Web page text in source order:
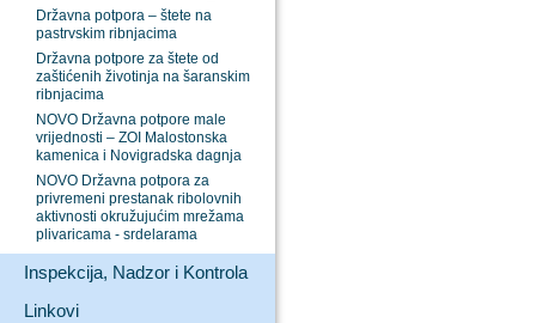
Državna potpora – štete na
pastrvskim ribnjacima
Državna potpore za štete od
zaštićenih životinja na šaranskim
ribnjacima
NOVO Državna potpore male
vrijednosti – ZOI Malostonska
kamenica i Novigradska dagnja
NOVO Državna potpora za
privremeni prestanak ribolovnih
aktivnosti okružujućim mrežama
plivaricama - srdelarama
Inspekcija, Nadzor i Kontrola
Linkovi